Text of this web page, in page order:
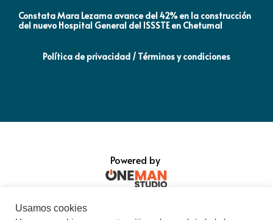
Constata Mara Lezama avance del 42% en la construcción
del nuevo Hospital General del ISSSTE en Chetumal
Política de privacidad / Términos y condiciones
Powered by
Usamos cookies